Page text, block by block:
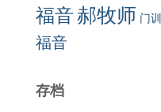
福音郝牧师 门
福音
存档